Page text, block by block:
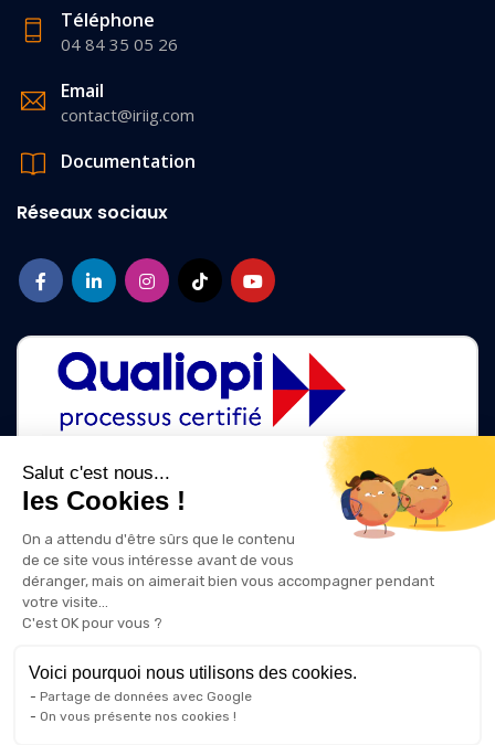
Salut c'est nous...
les Cookies !
On a attendu d'être sûrs que le contenu
de ce site vous intéresse avant de vous
déranger, mais on aimerait bien vous accompagner pendant
votre visite...
C'est OK pour vous ?
Voici pourquoi nous utilisons des cookies.
Partage de données avec Google
On vous présente nos cookies !
Téléphone
04 84 35 05 26
Email
contact@iriig.com
Documentation
Réseaux sociaux
La certification qualité a été délivrée au titre des catégories d'action
ACTIONS DE FORMATION
ACTIONS DE FORMATION PAR APPRENTISSAGE